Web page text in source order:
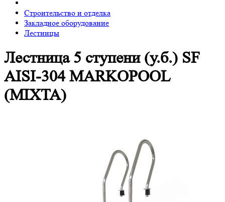
Строительство и отделка
Закладное оборудование
Лестницы
Лестница 5 ступени (у.б.) SF
AISI-304 MARKOPOOL
(MIXTA)